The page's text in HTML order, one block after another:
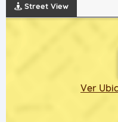
Street View
Ver